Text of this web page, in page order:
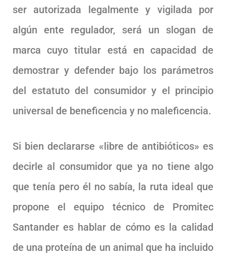
ser autorizada legalmente y vigilada por
algún ente regulador, será un slogan de
marca cuyo titular está en capacidad de
demostrar y defender bajo los parámetros
del estatuto del consumidor y el principio
universal de beneficencia y no maleficencia.
Si bien declararse «libre de antibióticos» es
decirle al consumidor que ya no tiene algo
que tenía pero él no sabía, la ruta ideal que
propone el equipo técnico de Promitec
Santander es hablar de cómo es la calidad
de una proteína de un animal que ha incluido